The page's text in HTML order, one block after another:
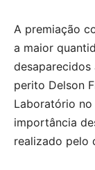
A premiação
a maior
desaparecidos
perito Delson
Laboratório
importância
realizado pelo